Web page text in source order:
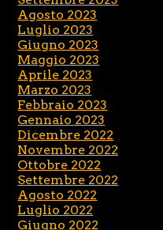
Agosto 2023
Luglio 2023
Giugno 2023
Maggio 2023
Aprile 2023
Marzo 2023
Febbraio 2023
Gennaio 2023
Dicembre 2022
Novembre 2022
Ottobre 2022
Settembre 2022
Agosto 2022
Luglio 2022
Giugno 2022